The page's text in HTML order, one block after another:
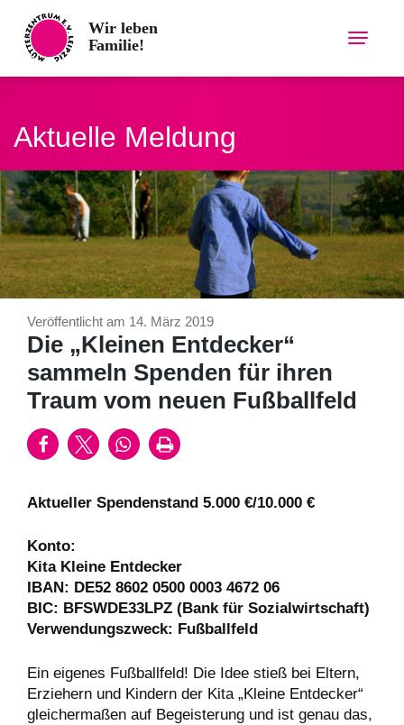
content
Aktuelle Meldung
Veröffentlicht am 14. März 2019
Die „Kleinen Entdecker“
sammeln Spenden für ihren
Traum vom neuen Fußballfeld
Aktueller Spendenstand 5.000 €/10.000 €
Konto:
Kita Kleine Entdecker
IBAN: DE52 8602 0500 0003 4672 06
BIC: BFSWDE33LPZ (Bank für Sozialwirtschaft)
Verwendungszweck: Fußballfeld
Ein eigenes Fußballfeld! Die Idee stieß bei Eltern,
Erziehern und Kindern der Kita „Kleine Entdecker“
gleichermaßen auf Begeisterung und ist genau das,